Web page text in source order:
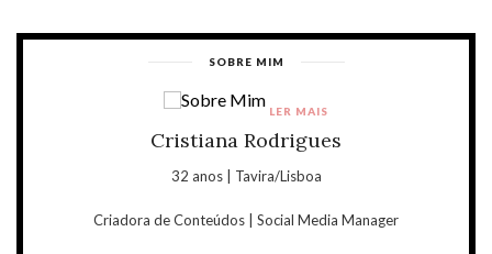
SOBRE MIM
Cristiana Rodrigues
32 anos | Tavira/Lisboa
Criadora de Conteúdos | Social Media Manager
LER MAIS